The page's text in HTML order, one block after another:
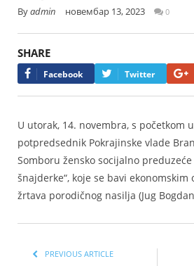
Byadmin новембар 13, 2023 0
SHARE
Facebook Twitter
U utorak, 14. novembra, s početkom
potpredsednik Pokrajinske vlade
Somboru žensko socijalno preduzeće
šnajderke“, koje se bavi ekonomskim
žrtava porodičnog nasilja (Jug
PREVIOUS ARTICLE